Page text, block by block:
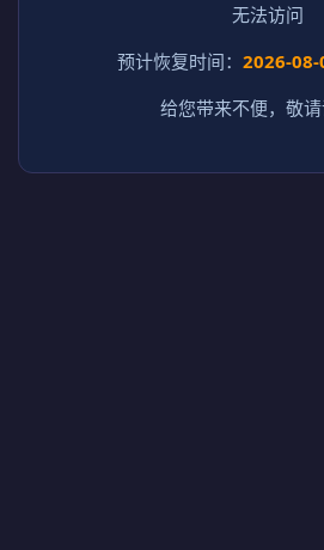
无法访问
预计恢复时间： 2026-08-
给您带来不便，敬请